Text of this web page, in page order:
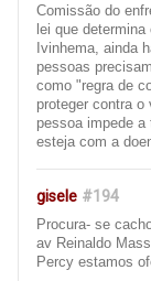
Comissão do
lei que
Ivinhema, ainda
pessoas
como "regra de
proteger contra
pessoa impede
esteja com a
gisele #194
Procura- se
av Reinaldo
Percy estamos